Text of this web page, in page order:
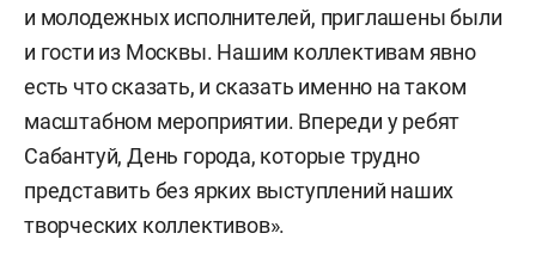
и молодежных исполнителей, приглашены были
и гости из Москвы. Нашим коллективам явно
есть что сказать, и сказать именно на таком
масштабном мероприятии. Впереди у ребят
Сабантуй, День города, которые трудно
представить без ярких выступлений наших
творческих коллективов».